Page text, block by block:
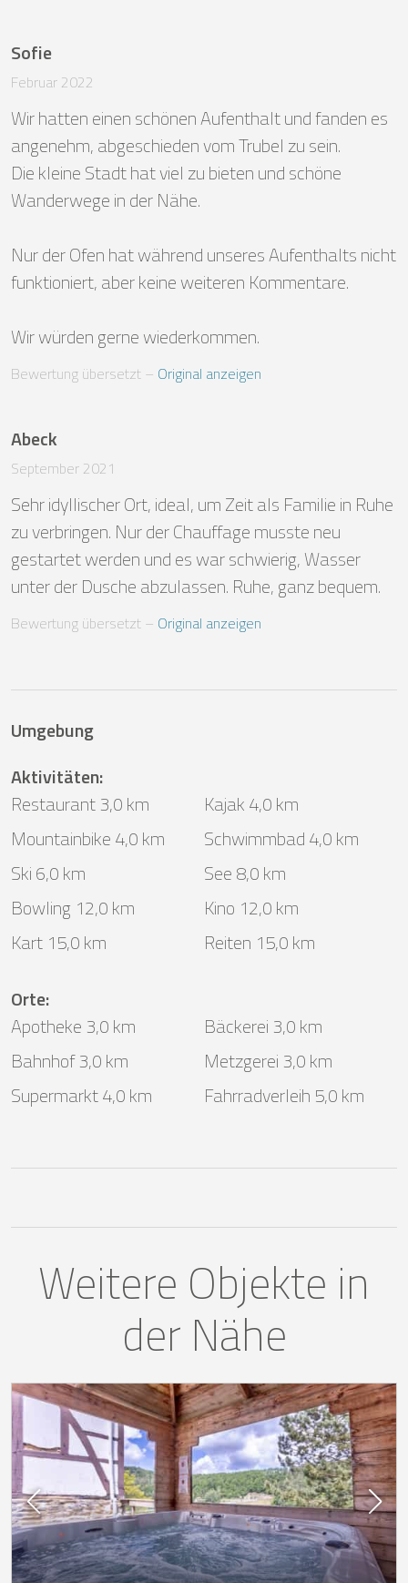
Sofie
Februar 2022
Wir hatten einen schönen Aufenthalt und fanden es
angenehm, abgeschieden vom Trubel zu sein.
Die kleine Stadt hat viel zu bieten und schöne
Wanderwege in der Nähe.
Nur der Ofen hat während unseres Aufenthalts nicht
funktioniert, aber keine weiteren Kommentare.
Wir würden gerne wiederkommen.
Bewertung übersetzt – Original anzeigen
Abeck
September 2021
Sehr idyllischer Ort, ideal, um Zeit als Familie in Ruhe
zu verbringen. Nur der Chauffage musste neu
gestartet werden und es war schwierig, Wasser
unter der Dusche abzulassen. Ruhe, ganz bequem.
Bewertung übersetzt – Original anzeigen
Umgebung
Aktivitäten:
Restaurant 3,0 km
Kajak 4,0 km
Mountainbike 4,0 km
Schwimmbad 4,0 km
Ski 6,0 km
See 8,0 km
Bowling 12,0 km
Kino 12,0 km
Kart 15,0 km
Reiten 15,0 km
Orte:
Apotheke 3,0 km
Bäckerei 3,0 km
Bahnhof 3,0 km
Metzgerei 3,0 km
Supermarkt 4,0 km
Fahrradverleih 5,0 km
Weitere Objekte in
der Nähe